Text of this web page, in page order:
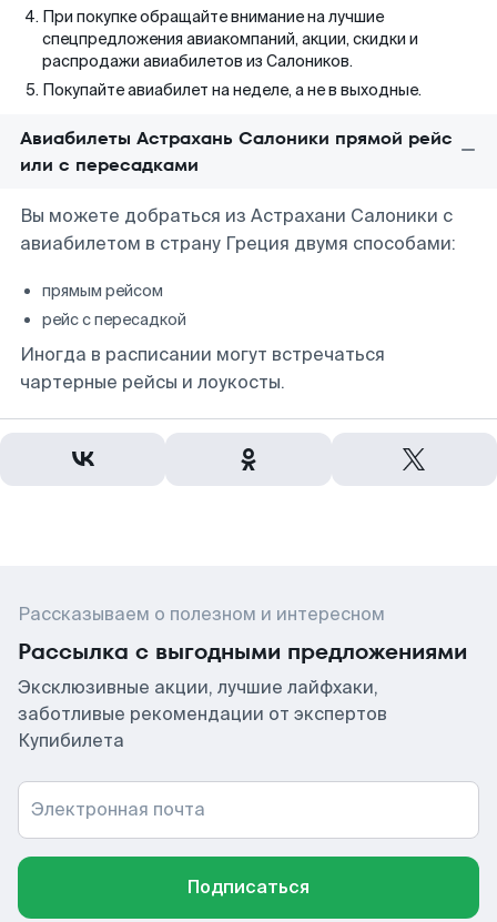
При покупке обращайте внимание на лучшие
спецпредложения авиакомпаний, акции, скидки и
распродажи авиабилетов из Салоников.
Покупайте авиабилет на неделе, а не в выходные.
Авиабилеты Астрахань Салоники прямой рейс
или с пересадками
Вы можете добраться из Астрахани Салоники с
авиабилетом в страну Греция двумя способами:
прямым рейсом
рейс с пересадкой
Иногда в расписании могут встречаться
чартерные рейсы и лоукосты.
Рассказываем о полезном и интересном
Рассылка с выгодными предложениями
Эксклюзивные акции, лучшие лайфхаки,
заботливые рекомендации от экспертов
Купибилета
Электронная почта
Подписаться